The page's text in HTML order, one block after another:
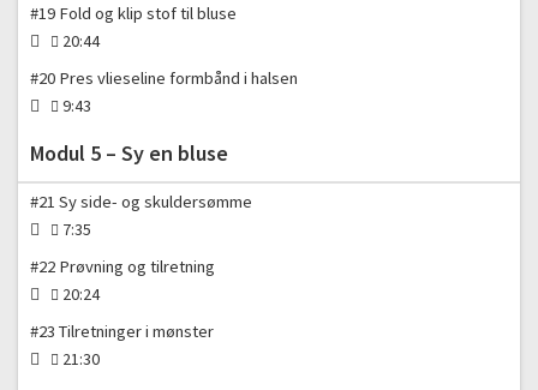
#19 Fold og klip stof til bluse
20:44
#20 Pres vlieseline formbånd i halsen
9:43
Modul 5 – Sy en bluse
#21 Sy side- og skuldersømme
7:35
#22 Prøvning og tilretning
20:24
#23 Tilretninger i mønster
21:30